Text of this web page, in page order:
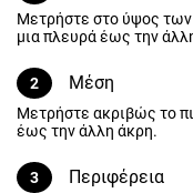
Μετρήστε στο ύψος
μια πλευρά έως την
2 Μέση
Μετρήστε ακριβώς το
έως την άλλη άκρη.
3 Περιφέρεια